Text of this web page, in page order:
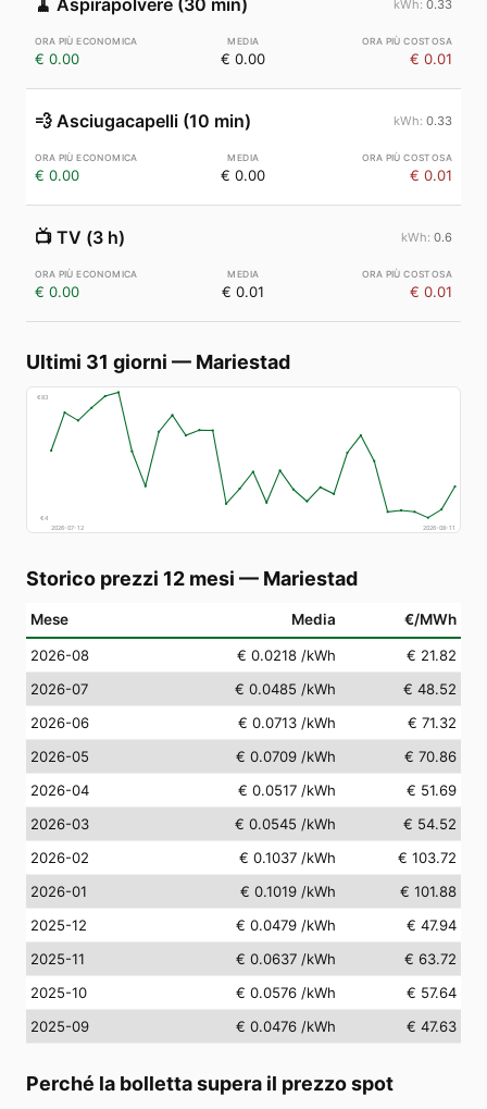
🧹 Aspirapolvere (30 min) 0.33
€ 0.00 € 0.00 € 0.01
💨 Asciugacapelli (10 min) 0.33
€ 0.00 € 0.00 € 0.01
📺 TV (3 h) 0.6
€ 0.00 € 0.01 € 0.01
Ultimi 31 giorni — Mariestad
€83
€4
2026-07-12
2026-08-11
Storico prezzi 12 mesi — Mariestad
Mese Media €/MWh
2026-08 € 0.0218 /kWh
€ 21.82
2026-07
€ 0.0485 /kWh
€ 48.52
2026-06
€ 0.0713 /kWh
€ 71.32
2026-05
€ 0.0709 /kWh
€ 70.86
2026-04
€ 0.0517 /kWh
€ 51.69
2026-03
€ 0.0545 /kWh
€ 54.52
2026-02
€ 0.1037 /kWh
€ 103.72
2026-01
€ 0.1019 /kWh
€ 101.88
2025-12
€ 0.0479 /kWh
€ 47.94
2025-11
€ 0.0637 /kWh
€ 63.72
2025-10
€ 0.0576 /kWh
€ 57.64
2025-09
€ 0.0476 /kWh € 47.63
Perché la bolletta supera il prezzo spot